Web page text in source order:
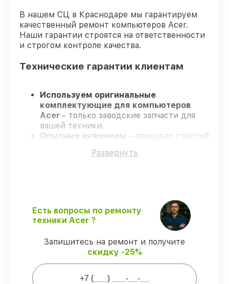
В нашем СЦ в Краснодаре мы гарантируем
качественный ремонт компьютеров Acer.
Наши гарантии строятся на ответственности
и строгом контроле качества.
Технические гарантии клиентам
Используем оригинальные
комплектующие для компьютеров
Acer – только заводские запчасти для
вашей техники.
Опытные инженеры – проходят строгий
долговечный результат.
ремонт и запчасти для компьютеров
Acer предоставляется длительная
Мы гарантируем:
Развернуть
Есть вопросы по ремонту
техники Acer ?
Запишитесь на ремонт и получите
скидку -25%